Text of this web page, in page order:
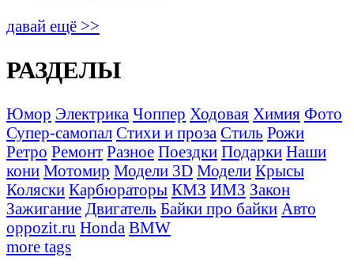
давай ещё >>
РАЗДЕЛЫ
Юмор Электрика Чоппер Ходовая Химия Фото
Супер-самопал Стихи и проза Стиль Рожи
Ретро Ремонт Разное Поездки Подарки Наши
кони Мотомир Модели 3D Модели Крысы
Коляски Карбюраторы КМЗ ИМЗ Закон
Зажигание Двигатель Байки про байки Авто
oppozit.ru Honda BMW
more tags